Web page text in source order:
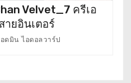
Velvet_7 ครีเอ
ายอินเตอร์
ดมิน ไอดอลวาร์ป